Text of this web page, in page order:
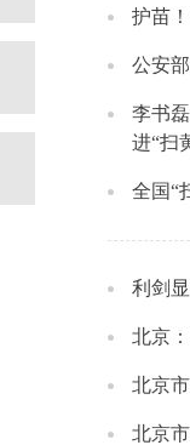
护苗
公安
李书
进“扫
全国“
利剑
北京
北京
北京